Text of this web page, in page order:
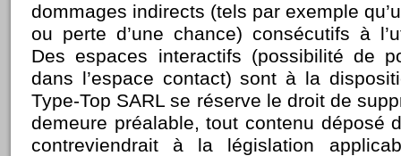
dommages indirects (tels par exemple
ou perte d’une chance) consécutifs à
Des espaces interactifs (possibilité de
dans l’espace contact) sont à la
Type-Top SARL se réserve le droit de
demeure préalable, tout contenu déposé
contreviendrait à la législation